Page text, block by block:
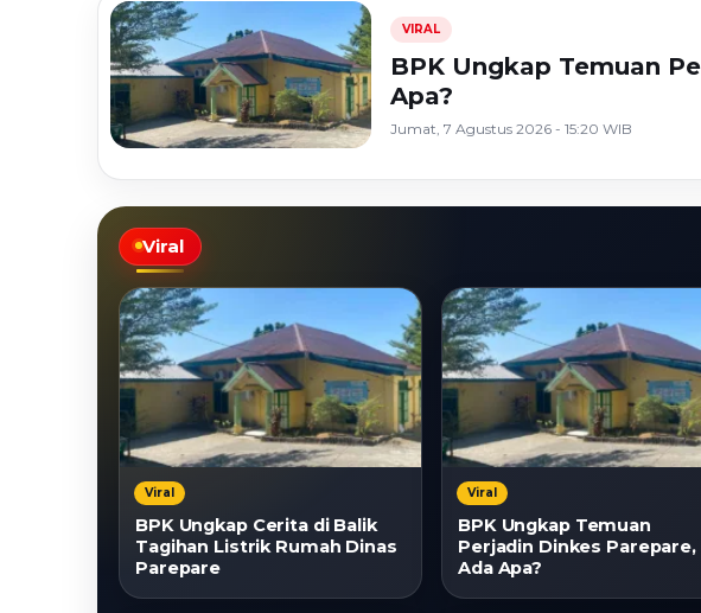
VIRAL
BPK Ungkap Temuan
Apa?
Jumat, 7 Agustus 2026 - 15:20 WIB
Viral
Viral
BPK Ungkap Cerita di Balik
Tagihan Listrik Rumah Dinas
Parepare
Viral
BPK Ungkap Temuan
Perjadin Dinkes Parepare,
Ada Apa?